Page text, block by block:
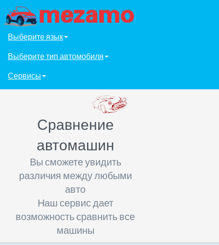
Выберите язык
Выберите тип автомобиля
Сервисы
Сравнение
автомашин
Вы сможете увидить
различия между любыми
авто
Наш сервис дает
возможность сравнить все
машины